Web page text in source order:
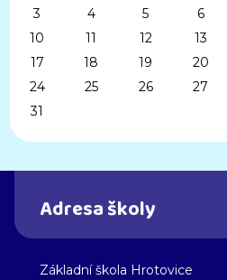
3
4 5 6
10
11 12 13
17
18 19 20
24
25 26 27
31
Adresa školy
Základní škola Hrotovice